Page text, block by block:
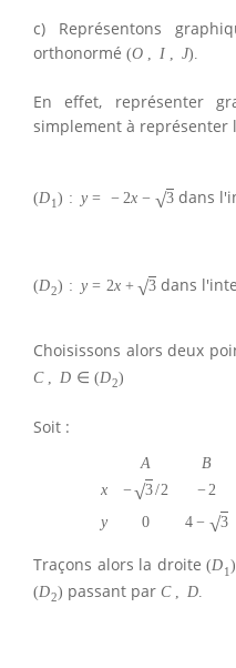
c) Représentons
orthonormé (O , I , J).
En effet, représenter
simplement à représenter
(D1 ) : y = − 2x − √3dans
(D2) : y = 2x + √3 dans
Choisissons alors deux
C D ∈ (D2)
Soit :
A
B
x
− √3/2 − 2
y
0 4 − √3
Traçons alors la droite(D1)
(D2) passant par C D.